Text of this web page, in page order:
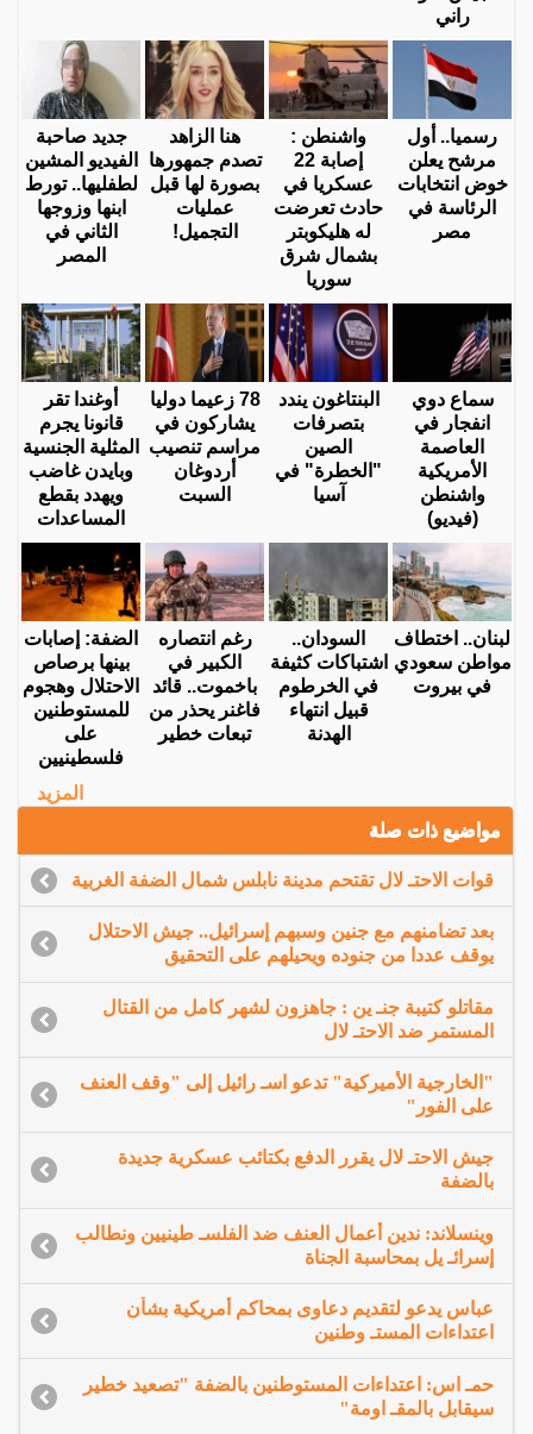
راني
رسميا.. أول
مرشح يعلن
خوض انتخابات
الرئاسة في
مصر
واشنطن :
إصابة 22
عسكريا في
حادث تعرضت
له هليكوبتر
بشمال شرق
سوريا
هنا الزاهد
تصدم جمهورها
بصورة لها قبل
عمليات
التجميل!
جديد صاحبة
الفيديو المشين
لطفليها.. تورط
ابنها وزوجها
الثاني في
المصر
سماع دوي
انفجار في
العاصمة
الأمريكية
واشنطن
(فيديو)
البنتاغون يندد
بتصرفات
الصين
"الخطرة" في
آسيا
78 زعيما دوليا
يشاركون في
مراسم تنصيب
أردوغان
السبت
أوغندا تقر
قانونا يجرم
المثلية الجنسية
وبايدن غاضب
ويهدد بقطع
المساعدات
لبنان.. اختطاف
مواطن سعودي
في بيروت
السودان..
اشتباكات كثيفة
في الخرطوم
قبيل انتهاء
الهدنة
رغم انتصاره
الكبير في
باخموت.. قائد
فاغنر يحذر من
تبعات خطير
الضفة: إصابات
بينها برصاص
الاحتلال وهجوم
للمستوطنين
على
فلسطينيين
المزيد
مواضيع ذات صلة
قوات الاحتـ لال تقتحم مدينة نابلس شمال الضفة الغربية
بعد تضامنهم مع جنين وسبهم إسرائيل.. جيش الاحتلال
يوقف عددا من جنوده ويحيلهم على التحقيق
مقاتلو كتيبة جنـ ين : جاهزون لشهر كامل من القتال
المستمر ضد الاحتـ لال
"الخارجية الأميركية" تدعو اسـ رائيل إلى "وقف العنف
على الفور"
جيش الاحتـ لال يقرر الدفع بكتائب عسكرية جديدة
بالضفة
وينسلاند: ندين أعمال العنف ضد الفلسـ طينيين ونطالب
إسرائـ يل بمحاسبة الجناة
عباس يدعو لتقديم دعاوى بمحاكم أمريكية بشأن
اعتداءات المستـ وطنين
حمـ اس: اعتداءات المستوطنين بالضفة "تصعيد خطير
سيقابل بالمقـ اومة"